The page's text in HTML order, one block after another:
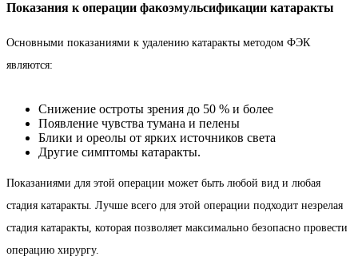
Показания к операции факоэмульсификации катаракты
Основными показаниями к удалению катаракты методом ФЭК
являются:
Снижение остроты зрения до 50 % и более
Появление чувства тумана и пелены
Блики и ореолы от ярких источников света
Другие симптомы катаракты.
Показаниями для этой операции может быть любой вид и любая
стадия катаракты. Лучше всего для этой операции подходит незрелая
стадия катаракты, которая позволяет максимально безопасно провести
операцию хирургу.